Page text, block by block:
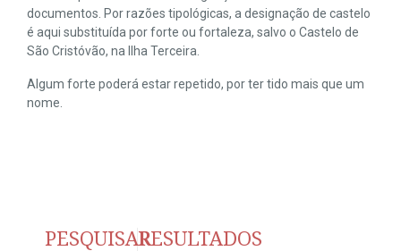
documentos. Por razões tipológicas, a designação de castelo
é aqui substituída por forte ou fortaleza, salvo o Castelo de
São Cristóvão, na Ilha Terceira.
Algum forte poderá estar repetido, por ter tido mais que um
nome.
PESQUISARRESULTADOS